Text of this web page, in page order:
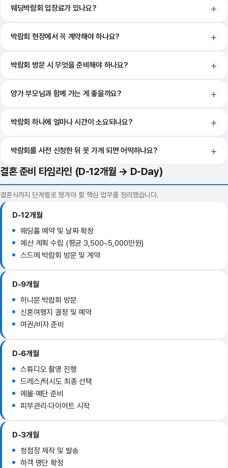
웨딩박람회 입장료가 있나요?
박람회 현장에서 꼭 계약해야 하나요?
박람회 방문 시 무엇을 준비해야 하나요?
양가 부모님과 함께 가는 게 좋을까요?
박람회 하나에 얼마나 시간이 소요되나요?
박람회를 사전 신청한 뒤 못 가게 되면 어떡하나요?
결혼 준비 타임라인 (D-12개월 → D-Day)
결혼식까지 단계별로 챙겨야 할 핵심 업무를 정리했습니다.
D-12개월
웨딩홀 예약 및 날짜 확정
예산 계획 수립 (평균 3,500~5,000만원)
스드메 박람회 방문 및 계약
D-9개월
허니문 박람회 방문
신혼여행지 결정 및 예약
여권/비자 준비
D-6개월
스튜디오 촬영 진행
드레스/턱시도 최종 선택
예물·예단 준비
피부관리·다이어트 시작
D-3개월
청첩장 제작 및 발송
하객 명단 확정